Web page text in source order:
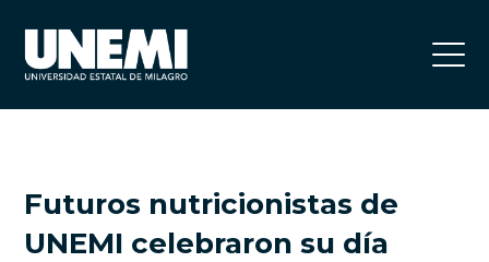
Futuros nutricionistas de
UNEMI celebraron su día